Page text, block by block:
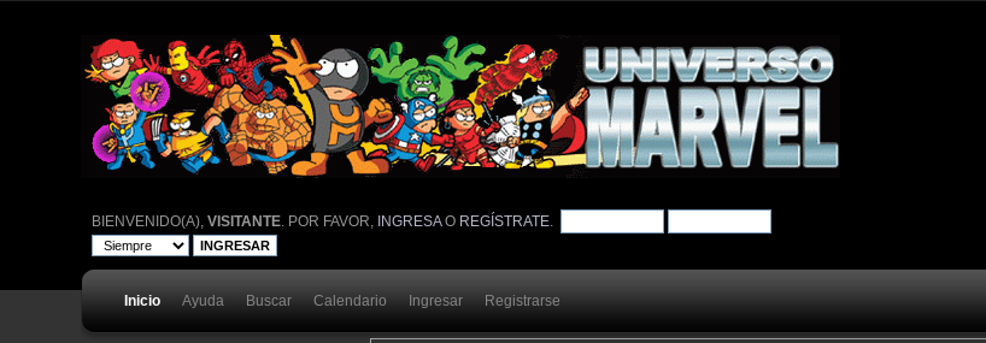
BIENVENIDO(A), VISITANTE. POR FAVOR, INGRESAO REGÍSTRATE.
Inicio Ayuda Buscar Calendario Ingresar Registrarse